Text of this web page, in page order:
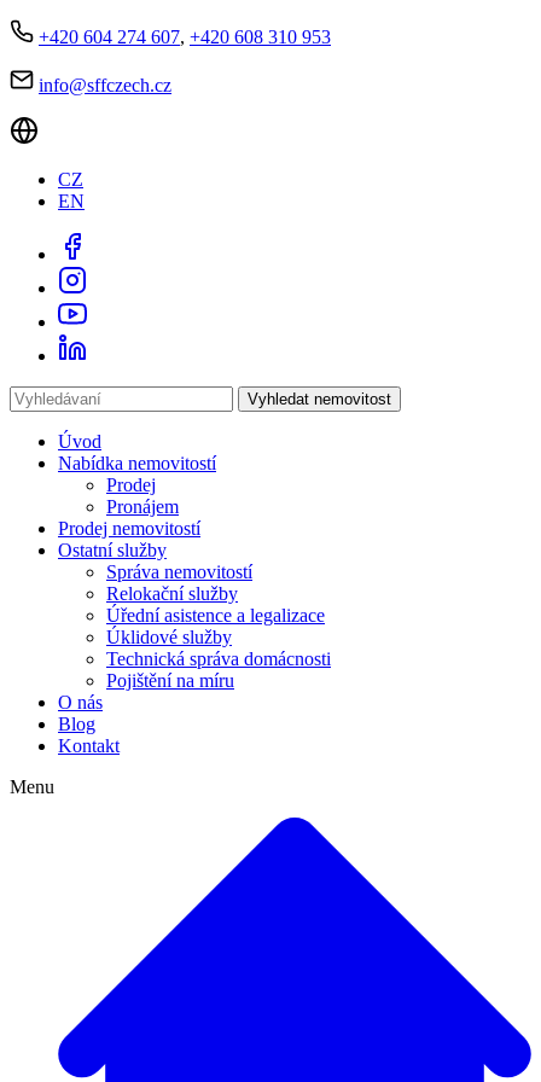
+420 604 274 607, +420 608 310 953
info@sffczech.cz
CZ
EN
Vyhledat nemovitost
Úvod
Nabídka nemovitostí
Prodej
Pronájem
Prodej nemovitostí
Ostatní služby
Správa nemovitostí
Relokační služby
Úřední asistence a legalizace
Úklidové služby
Technická správa domácnosti
Pojištění na míru
O nás
Blog
Kontakt
Menu